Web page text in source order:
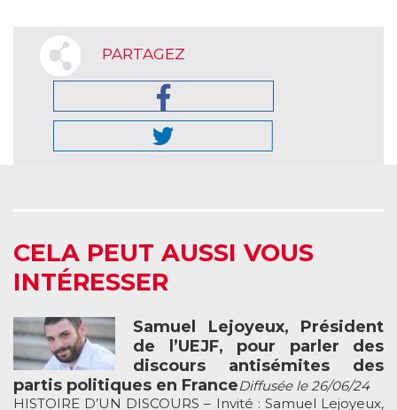
PARTAGEZ
CELA PEUT AUSSI VOUS
INTÉRESSER
Samuel Lejoyeux, Président
de l’UEJF, pour parler des
discours antisémites des
partis politiques en FranceDiffusée le 26/06/24
HISTOIRE D’UN DISCOURS – Invité : Samuel Lejoyeux,